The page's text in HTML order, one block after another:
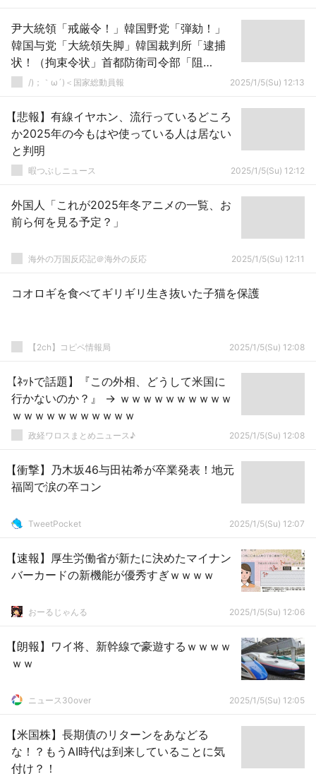
尹大統領「戒厳令！」韓国野党「弾劾！」
韓国与党「大統領失脚」韓国裁判所「逮捕
状！（拘束令状」首都防衛司令部「阻
止！」韓国世論「大統領支持！（40％突
/)；｀ω´)＜国家総動員報 2025/1/5(Su) 12:13
【悲報】有線イヤホン、流行っているどころ
か2025年の今もはや使っている人は居ない
と判明
暇つぶしニュース 2025/1/5(Su) 12:12
外国人「これが2025年冬アニメの一覧、お
前ら何を見る予定？」
海外の万国反応記＠海外の反応 2025/1/5(Su) 12:11
コオロギを食べてギリギリ生き抜いた子猫を保護
【2ch】コピペ情報局 2025/1/5(Su) 12:08
【ﾈｯﾄで話題】『この外相、どうして米国に
行かないのか？』 → ｗｗｗｗｗｗｗｗｗｗ
ｗｗｗｗｗｗｗｗｗｗｗ
政経ワロスまとめニュース♪ 2025/1/5(Su) 12:08
【衝撃】乃木坂46与田祐希が卒業発表！地元
福岡で涙の卒コン
TweetPocket 2025/1/5(Su) 12:07
【速報】厚生労働省が新たに決めたマイナン
バーカードの新機能が優秀すぎｗｗｗｗ
おーるじゃんる 2025/1/5(Su) 12:06
【朗報】ワイ将、新幹線で豪遊するｗｗｗｗ
ｗｗ
ニュース30over 2025/1/5(Su) 12:05
【米国株】長期債のリターンをあなどる
な！？もうAI時代は到来していることに気
付け？！